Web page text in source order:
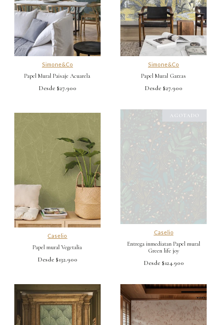
Simone&Co
Papel Mural Paisaje Acuarela
Desde $27.900
Simone&Co
Papel Mural Garzas
Desde $27.900
Caselio
Papel mural Vegetalia
Desde $132.900
Caselio
Entrega inmediatan Papel mural
Green life joy
Desde $124.900